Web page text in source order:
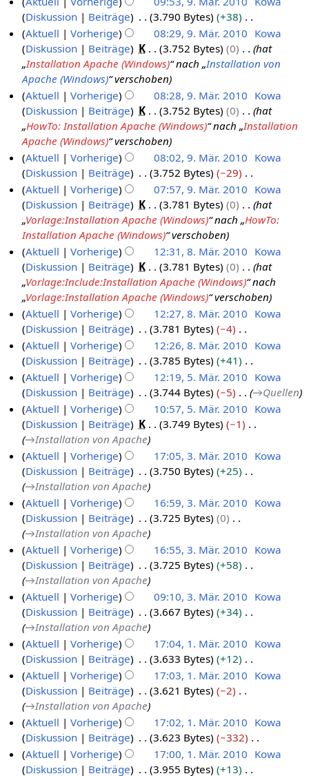
n
g
u
s
a
m
m
e
n
f
a
s
s
u
n
g
n
g
s
z
u
s
a
m
m
e
n
f
a
s
s
u
n
g
e
2
z
0
e
a
r
b
e
t
u
n
g
s
z
u
s
a
m
m
e
n
f
a
s
s
u
n
g
e
B
e
a
r
b
e
i
t
u
n
g
s
z
u
s
a
m
m
e
n
f
a
s
s
u
n
g
z
0
Diskussion
Beiträge 3.790 Bytes
+38
K
e
n
e
B
a
r
b
e
i
t
u
g
s
z
u
s
a
m
m
e
n
f
a
s
s
u
n
g
Aktuell Vorherige 08:29, 9. Mär. 2010 Kowa
Diskussion
Beiträge K 3.752 Bytes 0
hat
„Installation Apache (Windows)“ nach „Installation von
Apache (Windows)“ verschoben
Aktuell
Vorherige 08:28, 9. Mär. 2010 Kowa
Diskussion
Beiträge K 3.752 Bytes 0
hat
„HowTo: Installation Apache (Windows)“ nach „Installation
Apache (Windows)“ verschoben
Aktuell
Vorherige 08:02, 9. Mär. 2010 Kowa
Diskussion
Beiträge 3.752 Bytes
−29
K
e
n
e
B
e
a
r
b
e
i
t
u
n
g
s
z
u
s
a
m
m
e
n
f
a
s
s
u
n
g
Aktuell Vorherige 07:57, 9. Mär. 2010 Kowa
Diskussion
Beiträge K 3.781 Bytes 0
hat
„Vorlage:Installation Apache (Windows)“ nach „HowTo:
Installation Apache (Windows)“ verschoben
ä
z
0
0
Aktuell Vorherige 12:31, 8. Mär. 2010 Kowa
Diskussion
Beiträge K 3.781 Bytes 0
hat
„Vorlage:Include:Installation Apache (Windows)“ nach
„Vorlage:Installation Apache (Windows)“ verschoben
Aktuell
Vorherige 12:27, 8. Mär. 2010 Kowa
Diskussion
Beiträge 3.781 Bytes
−4
K
e
i
n
e
B
e
a
r
b
e
i
t
u
n
g
s
z
u
s
a
m
m
e
n
f
a
s
s
Aktuell Vorherige 12:26, 8. Mär. 2010 Kowa
Diskussion
Beiträge 3.785 Bytes
+41
K
e
i
n
e
B
e
a
r
b
e
i
t
u
n
g
s
z
u
s
a
m
m
e
n
f
a
0
Aktuell Vorherige 12:19, 5. Mär. 2010 Kowa
Diskussion
Beiträge 3.744 Bytes −5 →Quellen
Aktuell
Vorherige 10:57, 5. Mär. 2010 Kowa
Diskussion
Beiträge K 3.749 Bytes
−1
→Installation von Apache
M
z
1
Aktuell Vorherige 17:05, 3. Mär. 2010 Kowa
Diskussion
Beiträge 3.750 Bytes
+25
→Installation von Apache
Aktuell
Vorherige 16:59, 3. Mär. 2010 Kowa
Diskussion
Beiträge 3.725 Bytes
0
→Installation von Apache
Aktuell
Vorherige 16:55, 3. Mär. 2010 Kowa
Diskussion
Beiträge 3.725 Bytes
+58
→Installation von Apache
Aktuell
Vorherige 09:10, 3. Mär. 2010 Kowa
Diskussion
Beiträge 3.667 Bytes
+34
→Installation von Apache
2
Aktuell Vorherige 17:04, 1. Mär. 2010 Kowa
Diskussion
Beiträge 3.633 Bytes
+12
K
e
i
n
e
B
e
Aktuell Vorherige 17:03, 1. Mär. 2010 Kowa
Diskussion
Beiträge 3.621 Bytes
−2
→Installation von Apache
Aktuell
Vorherige 17:02, 1. Mär. 2010 Kowa
Diskussion
Beiträge 3.623 Bytes
−332
K
e
Aktuell Vorherige 17:00, 1. Mär. 2010 Kowa
Diskussion
Beiträge 3.955 Bytes +13